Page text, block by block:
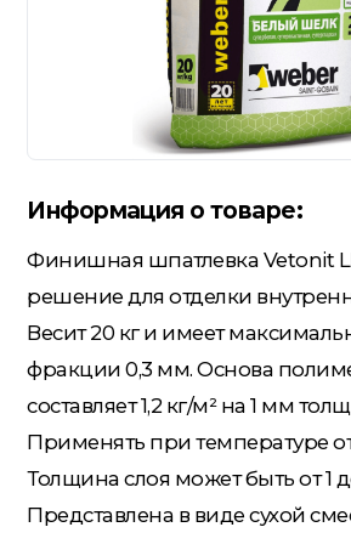
Гидроизоляция;
Гипсокартон и
Декоративные
(готовые)
Картон; Плёнки; Мешки
строительного мусора
Краски; Грунтовки;
Обмен и возврат
Информация о товаре:
Финишная шпатлевка Vetonit
решение для отделки
Весит 20 кг и имеет
фракции 0,3 мм. Основа
составляет 1,2 кг/м² на 1 мм
Применять при температуре от
Толщина слоя может быть от 1
Представлена в виде сухой